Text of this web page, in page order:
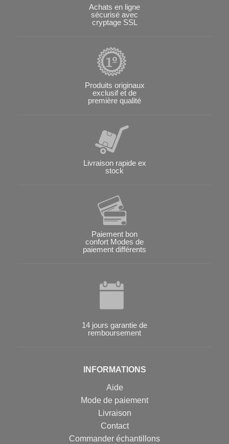
Achats en ligne
sécurisé avec
cryptage SSL
Produits originaux
exclusif et de
première qualité
Livraison rapide ex
stock
Paiement bon
confort Modes de
paiement différents
14 jours garantie de
remboursement
INFORMATIONS
Aide
Mode de paiement
Livraison
Contact
Commander échantillons